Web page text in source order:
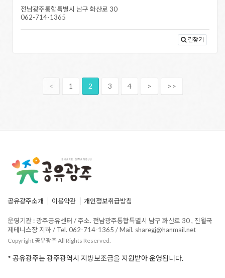
전남광주통합특별시 남구 화산로 30
062-714-1365
길찾기
< 1 2 3 4 > >>
공유광주소개 이용약관 개인정보취급방침
운영기관 : 광주공유센터 / 주소. 전남광주통합특별시 남구 화산로 30 , 진월국
제테니스장 지하 / Tel. 062-714-1365 / Mail. sharegj@hanmail.net
Copyright 공유광주 All Rights Reserved.
* 공유광주는 광주광역시 지방보조금을 지원받아 운영됩니다.